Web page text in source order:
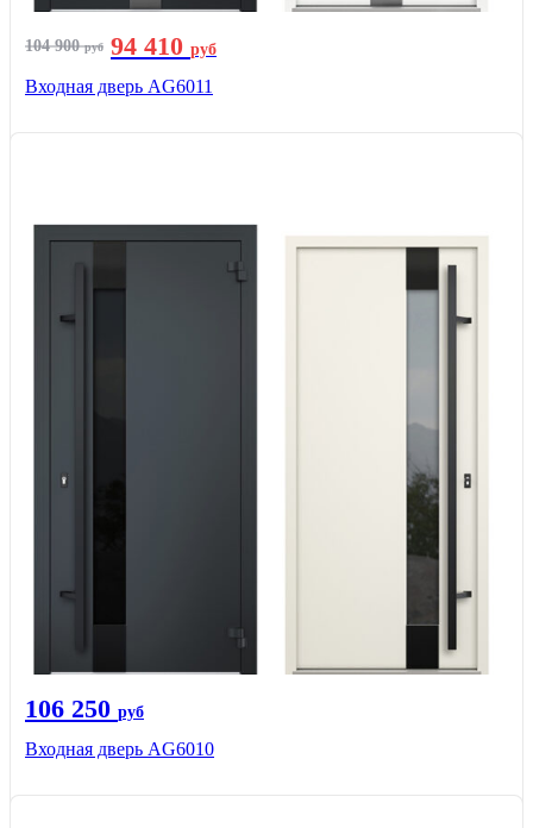
104 900руб 94 410 руб
Входная дверь AG6011
106 250 руб
Входная дверь AG6010